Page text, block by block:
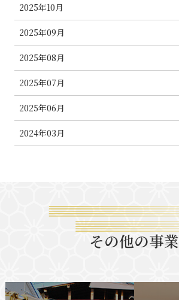
2025年10月
2025年09月
2025年08月
2025年07月
2025年06月
2024年03月
その他の事業